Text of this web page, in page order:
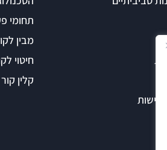
תחומי
מבין
חיטוי
קלין